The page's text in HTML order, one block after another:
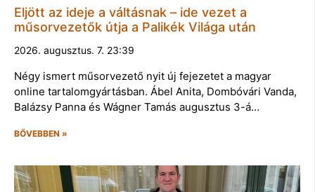
Eljött az ideje a váltásnak – ide vezet a
műsorvezetők útja a Palikék Világa után
2026. augusztus. 7. 23:39
Négy ismert műsorvezető nyit új fejezetet a magyar
online tartalomgyártásban. Ábel Anita, Dombóvári Vanda,
Balázsy Panna és Wágner Tamás augusztus 3-á…
BŐVEBBEN »